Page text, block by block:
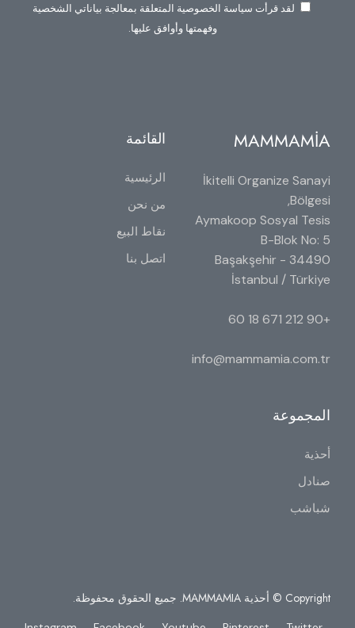
لقد قرأت سياسة الخصوصية المتعلقة بمعالجة بياناتي الشخصية
وفهمتها وأوافق عليها.
MAMMAMİA
İkitelli Organize Sanayi
Bölgesi,
Aymakoop Sosyal Tesis
B-Blok No: 5
34490 Başakşehir -
İstanbul / Türkiye
+90 212 671 18 60
info@mammamia.com.tr
القائمة
الرئيسية
من نحن
نقاط البيع
اتصل بنا
المجموعة
أحذية
صنادل
شباشب
Copyright © أحذية MAMMAMIA. جميع الحقوق محفوظة.